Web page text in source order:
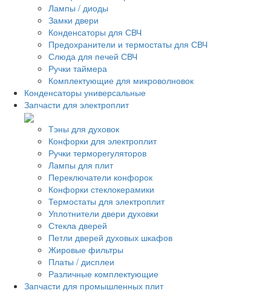
Лампы / диоды
Замки двери
Конденсаторы для СВЧ
Предохранители и термостаты для СВЧ
Слюда для печей СВЧ
Ручки таймера
Комплектующие для микроволновок
Конденсаторы универсальные
Запчасти для электроплит
Тэны для духовок
Конфорки для электроплит
Ручки терморегуляторов
Лампы для плит
Переключатели конфорок
Конфорки стеклокерамики
Термостаты для электроплит
Уплотнители двери духовки
Стекла дверей
Петли дверей духовых шкафов
Жировые фильтры
Платы / дисплеи
Различные комплектующие
Запчасти для промышленных плит